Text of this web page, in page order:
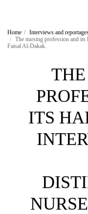
Home
Interviews and
The nursing profession and
Faisal Al-Dakak.
ITS